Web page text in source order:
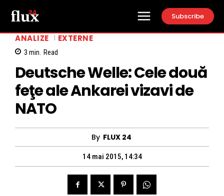
Subscribe
ANALIZE EXTERNE
3 min. Read
Deutsche Welle: Cele două
feţe ale Ankarei vizavi de
NATO
By FLUX 24
14 mai 2015, 14:34